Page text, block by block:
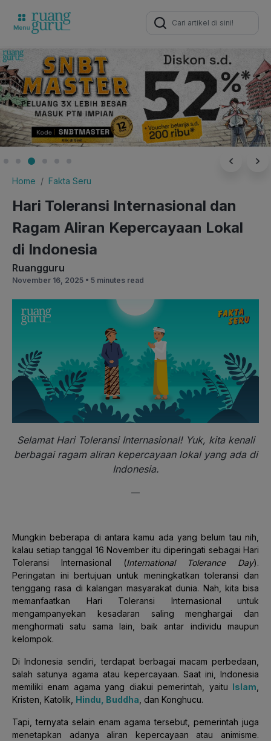
Search
for:
Home Fakta Seru
Hari Toleransi Internasional dan
Ragam Aliran Kepercayaan Lokal
di Indonesia
Ruangguru
November 16, 2025 • 5 minutes read
Selamat Hari Toleransi Internasional! Yuk, kita kenali
berbagai ragam aliran kepercayaan lokal yang ada di
Indonesia.
—
Mungkin beberapa di antara kamu ada yang belum tau nih,
kalau setiap tanggal 16 November itu diperingati sebagai Hari
Toleransi Internasional (International Tolerance Day).
Peringatan ini bertujuan untuk meningkatkan toleransi dan
tenggang rasa di kalangan masyarakat dunia. Nah, kita bisa
memanfaatkan Hari Toleransi Internasional untuk
mengampanyekan kesadaran saling menghargai dan
menghormati satu sama lain, baik antar individu maupun
kelompok.
Di Indonesia sendiri, terdapat berbagai macam perbedaan,
salah satunya agama atau kepercayaan. Saat ini, Indonesia
memiliki enam agama yang diakui pemerintah, yaitu Islam
Kristen, Katolik, Hindu, Buddha , dan Konghucu.
Tapi, ternyata selain enam agama tersebut, pemerintah juga
menetapkan adanya aliran kepercayaan atau animisme.